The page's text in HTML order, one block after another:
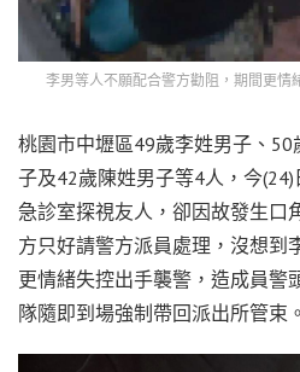
李男等人不願配合警方勸阻，期間更情
桃園市中壢區49歲李姓男子、
子及42歲陳姓男子等4人，今
急診室探視友人，卻因故發生口
方只好請警方派員處理，沒想到
更情緒失控出手襲警，造成員警
隊隨即到場強制帶回派出所管束。